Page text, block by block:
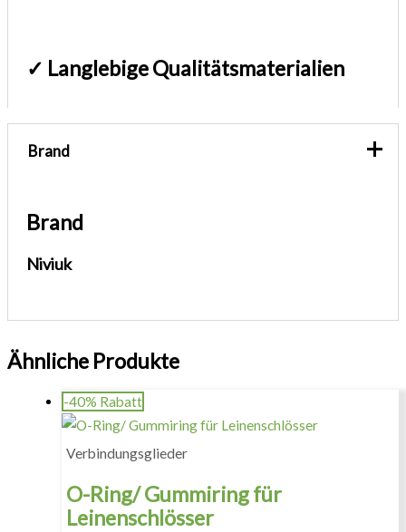
✓ Langlebige Qualitätsmaterialien
Brand
Brand
Niviuk
Ähnliche Produkte
-40% Rabatt
Verbindungsglieder
O-Ring/ Gummiring für
Leinenschlösser